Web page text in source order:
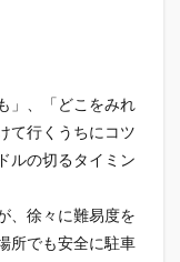
」、「どこをみれ
て行くうちにコツ
ルの切るタイミン
、徐々に難易度を
所でも安全に駐車